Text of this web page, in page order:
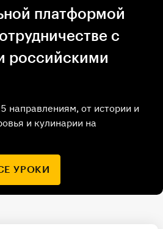
платформой
с
российскими
направлениям, от истории и
и кулинарии на
УРОКИ